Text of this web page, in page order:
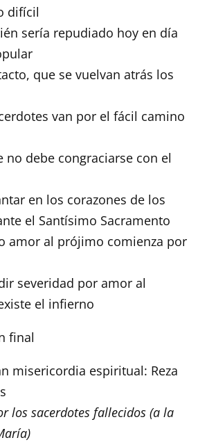
difícil
sería repudiado hoy en día
que se vuelvan atrás los
van por el fácil camino
no debe congraciarse con el
en los corazones de los
el Santísimo Sacramento
amor al prójimo comienza por
severidad por amor al
el infierno
final
misericordia espiritual: Reza
los sacerdotes fallecidos (a la